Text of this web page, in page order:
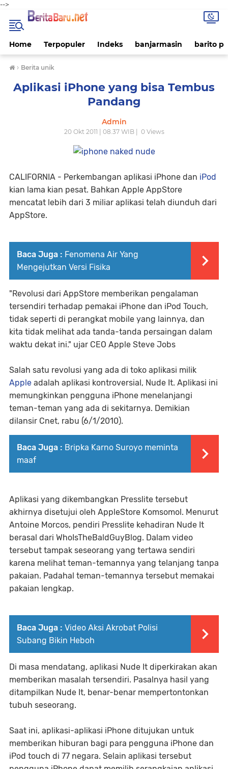
-->
Home Terpopuler Indeks banjarmasin barito
› Berita unik
Aplikasi iPhone yang bisa Tembus
Pandang
Admin
20 Okt 2011 | 08.37 WIB | 0Views
CALIFORNIA - Perkembangan aplikasi iPhone dan iPod
kian lama kian pesat. Bahkan Apple AppStore
mencatat lebih dari 3 miliar aplikasi telah diunduh dari
AppStore.
Baca Juga : Fenomena Air Yang
Mengejutkan Versi Fisika
"Revolusi dari AppStore memberikan pengalaman
tersendiri terhadap pemakai iPhone dan iPod Touch,
tidak seperti di perangkat mobile yang lainnya, dan
kita tidak melihat ada tanda-tanda persaingan dalam
waktu dekat ini." ujar CEO Apple Steve Jobs
Salah satu revolusi yang ada di toko aplikasi milik
Apple adalah aplikasi kontroversial, Nude It. Aplikasi ini
memungkinkan pengguna iPhone menelanjangi
teman-teman yang ada di sekitarnya. Demikian
dilansir Cnet, rabu (6/1/2010).
Baca Juga : Bripka Karno Suroyo meminta
maaf
Aplikasi yang dikembangkan Presslite tersebut
akhirnya disetujui oleh AppleStore Komsomol. Menurut
Antoine Morcos, pendiri Presslite kehadiran Nude It
berasal dari WhoIsTheBaldGuyBlog. Dalam video
tersebut tampak seseorang yang tertawa sendiri
karena melihat teman-temannya yang telanjang tanpa
pakaian. Padahal teman-temannya tersebut memakai
pakaian lengkap.
Baca Juga : Video Aksi Akrobat Polisi
Subang Bikin Heboh
Di masa mendatang, aplikasi Nude It diperkirakan akan
memberikan masalah tersendiri. Pasalnya hasil yang
ditampilkan Nude It, benar-benar mempertontonkan
tubuh seseorang.
Saat ini, aplikasi-aplikasi iPhone ditujukan untuk
memberikan hiburan bagi para pengguna iPhone dan
iPod touch di 77 negara. Selain aplikasi tersebut